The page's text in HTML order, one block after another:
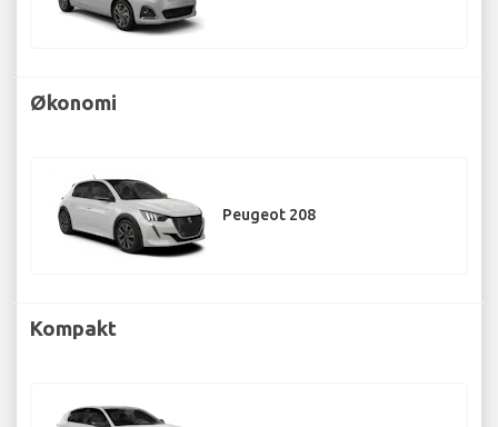
Økonomi
Peugeot 208
Kompakt